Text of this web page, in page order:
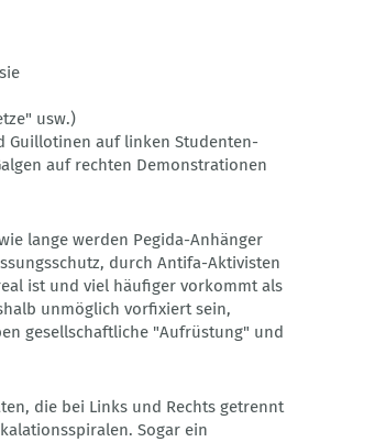
usw.)
Guillotinen auf linken Studenten-
auf rechten Demonstrationen
lange werden Pegida-Anhänger
durch Antifa-Aktivisten
ist und viel häufiger vorkommt als
unmöglich vorfixiert sein,
gesellschaftliche "Aufrüstung" und
die bei Links und Rechts getrennt
Sogar ein